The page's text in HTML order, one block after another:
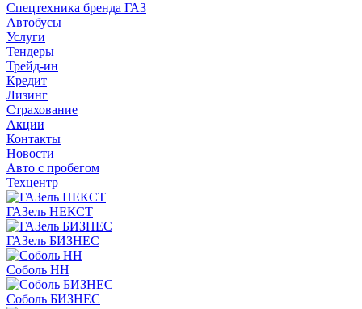
Спецтехника бренда ГАЗ
Автобусы
Услуги
Тендеры
Трейд-ин
Кредит
Лизинг
Страхование
Акции
Контакты
Новости
Авто с пробегом
Техцентр
ГАЗель НЕКСТ
ГАЗель БИЗНЕС
Соболь НН
Соболь БИЗНЕС